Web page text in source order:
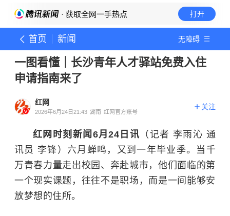
· 获取全网一手热点 打开
首页 新闻 无障碍
一图看懂｜长沙青年人才驿站免费入住
申请指南来了
红网
2026年6月24日21:43 湖南 红网官方账号
关注
红网时刻新闻6月24日讯 （记者 李雨沁 通
讯员 李锋）六月蝉鸣，又到一年毕业季。当千
万青春力量走出校园、奔赴城市，他们面临的第
一个现实课题，往往不是职场，而是一间能够安
放梦想的住所。